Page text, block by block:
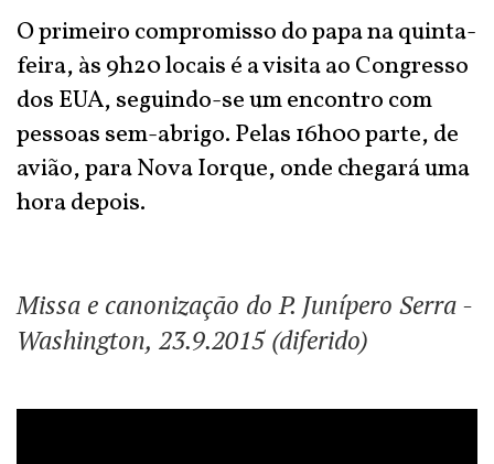
O primeiro compromisso do papa na quinta-
feira, às 9h20 locais é a visita ao Congresso
dos EUA, seguindo-se um encontro com
pessoas sem-abrigo. Pelas 16h00 parte, de
avião, para Nova Iorque, onde chegará uma
hora depois.
Missa e canonização do P. Junípero Serra -
Washington, 23.9.2015 (diferido)